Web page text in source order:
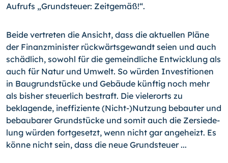
Aufrufs „Grundsteuer: Zeitgemäß!“.
Beide vertreten die Ansicht, dass die aktuellen Pläne
der Finanzminister rückwärts­gewandt seien und auch
schädlich, sowohl für die gemeindliche Entwicklung als
auch für Natur und Umwelt. So würden Investitionen
in Baugrundstücke und Gebäude künf­tig noch mehr
als bisher steuerlich bestraft. Die vielerorts zu
beklagende, ineffiziente (Nicht-)Nutzung bebauter und
bebaubarer Grundstücke und somit auch die Zersiede­
lung würden fortgesetzt, wenn nicht gar angeheizt. Es
könne nicht sein, dass die neue Grundsteuer ...